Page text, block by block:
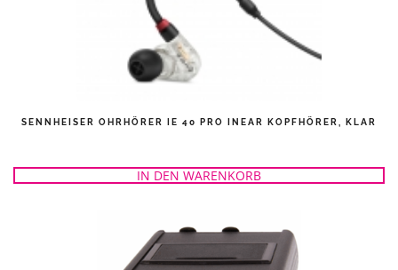
SENNHEISER OHRHÖRER IE 40 PRO INEAR KOPFHÖRER, KLAR
IN DEN WARENKORB